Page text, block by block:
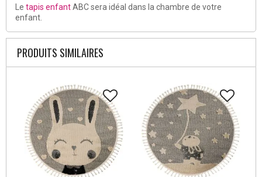
Le tapis enfantABC sera idéal dans la chambre de votre
enfant.
PRODUITS SIMILAIRES